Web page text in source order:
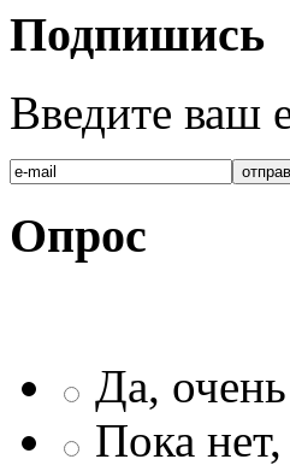
Подпишись
Введите ваш
Опрос
Да,
Пока